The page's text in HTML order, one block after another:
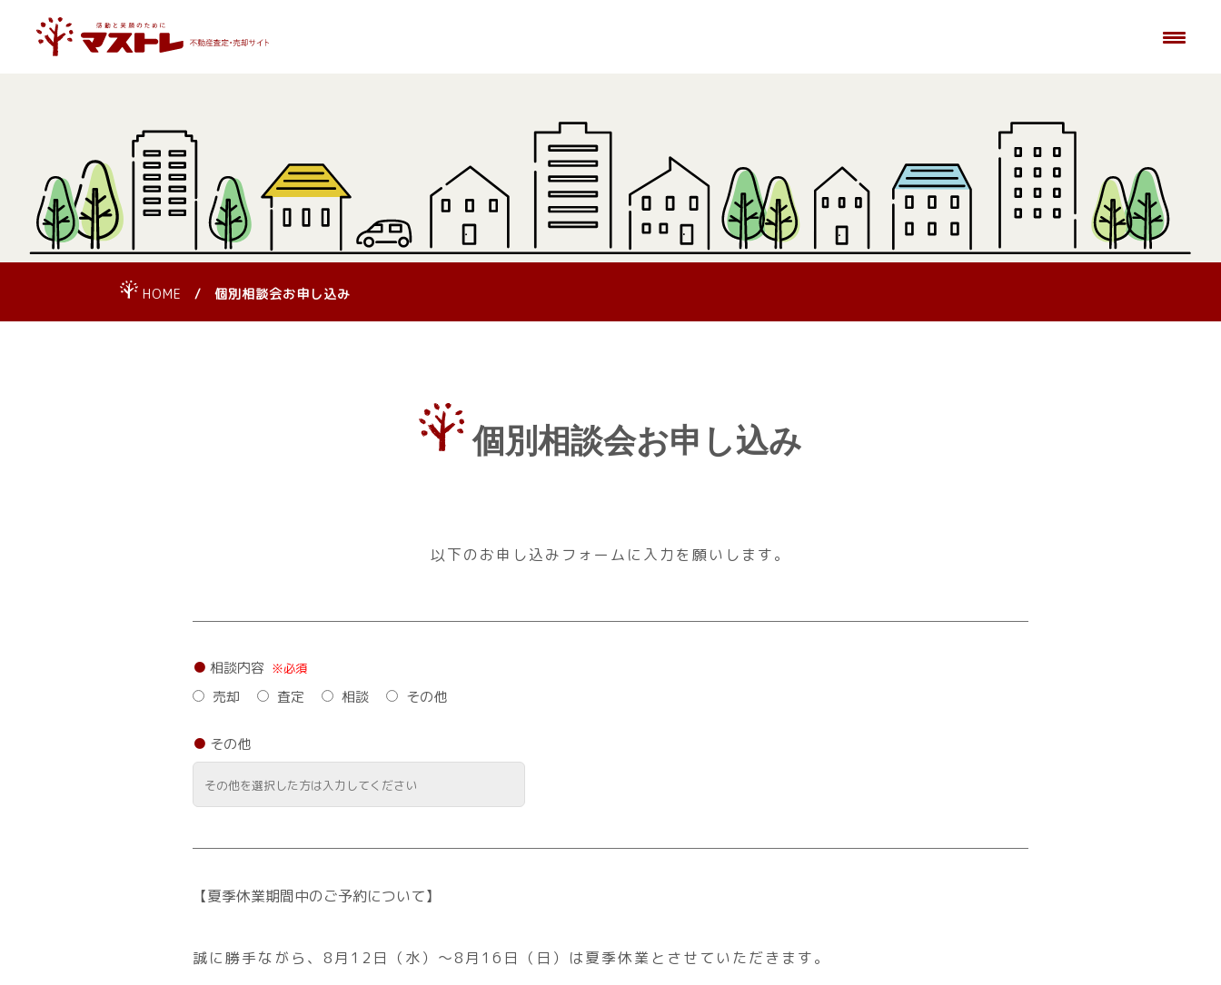
HOME 個別相談会お申し込み
個別相談会お申し込み
以下のお申し込みフォームに入力を願いします。
相談内容 ※必須
売却 査定 相談 その他
その他
【夏季休業期間中のご予約について】
誠に勝手ながら、8月12日（水）～8月16日（日）は夏季休業とさせていただきます。